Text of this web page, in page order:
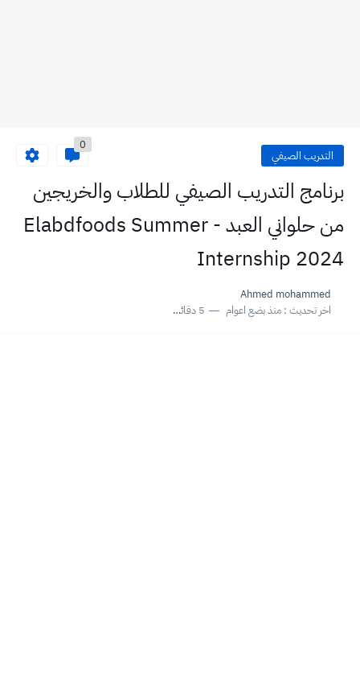
التدريب الصيفي
0
برنامج التدريب الصيفي للطلاب والخريجين
من حلواني العبد - Elabdfoods Summer
Internship 2024
Ahmed mohammed
اخر تحديث :منذ بضع اعوام 5 دقائق للقراءة